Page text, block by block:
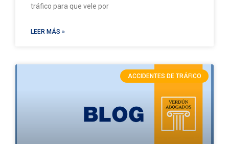
tráfico para que vele por
LEER MÁS »
ACCIDENTES DE TRÁFICO